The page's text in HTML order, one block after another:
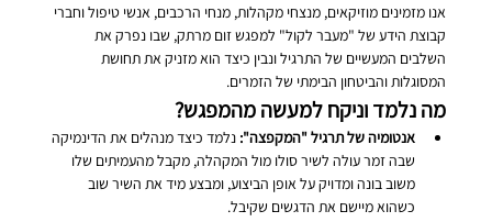
אנו מזמינים מוזיקאים, מנצחי מקהלות, מנחי הרכבים, אנשי טיפול וחברי
קבוצת הידע של "מעבר לקול" למפגש זום מרתק, שבו נפרק את
השלבים המעשיים של התרגיל ונבין כיצד הוא מזניק את תחושת
המסוגלות והביטחון הבימתי של הזמרים.
מה נלמד וניקח למעשה מהמפגש?
אנטומיה של תרגיל "המקפצה": נלמד כיצד מנהלים את הדינמיקה
שבה זמר עולה לשיר סולו מול המקהלה, מקבל מהעמיתים שלו
משוב בונה ומדויק על אופן הביצוע, ומבצע מיד את השיר שוב
כשהוא מיישם את הדגשים שקיבל.